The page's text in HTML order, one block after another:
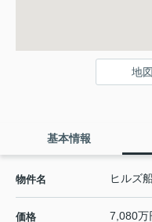
地
基本情報
物件名 ヒルズ
価格 7,080万